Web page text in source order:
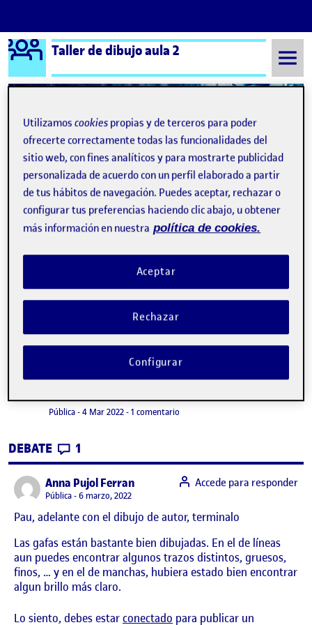
Saltar al contenido
Logo Ágora
Taller de dibujo aula 2
Semestre 20212 - Aula 2 1. Dibujar para mirar
1. Dibujar para mirar
Publicado porDibujar para mirar
Publicado por
Pau Carrillo Martí
Visibilidad:
Pública-Fecha de publicación
4 Mar 20224 marzo, 2022 9:17 pm
-1 comentario
DEBATE CONTRIBUTIONS
1
Anna Pujol Ferransays:
Visibilidad:
Pública 6 marzo, 2022
Pau, adelante con el dibujo de autor, terminalo
Las gafas están bastante bien dibujadas. En el de líneas
aun puedes encontrar algunos trazos distintos, gruesos,
finos, … y en el de manchas, hubiera estado bien encontrar
algun brillo más claro.
Accede para responder
Lo siento, debes estarconectado para publicar un
Utilizamoscookies propias y de terceros para poder
ofrecerte correctamente todas las funcionalidades del
sitio web, con fines analíticos y para mostrarte publicidad
personalizada de acuerdo con un perfil elaborado a partir
de tus hábitos de navegación. Puedes aceptar, rechazar o
configurar tus preferencias haciendo clic abajo, u obtener
más información en nuestra política de cookies.
Rechazar
Aceptar
Configurar